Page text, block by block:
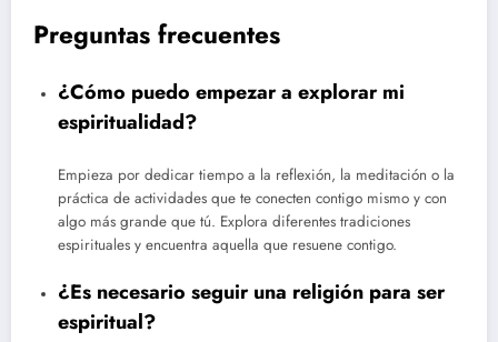
Preguntas frecuentes
¿Cómo puedo empezar a explorar mi
espiritualidad?
Empieza por dedicar tiempo a la reflexión, la meditación o la
práctica de actividades que te conecten contigo mismo y con
algo más grande que tú. Explora diferentes tradiciones
espirituales y encuentra aquella que resuene contigo.
¿Es necesario seguir una religión para ser
espiritual?